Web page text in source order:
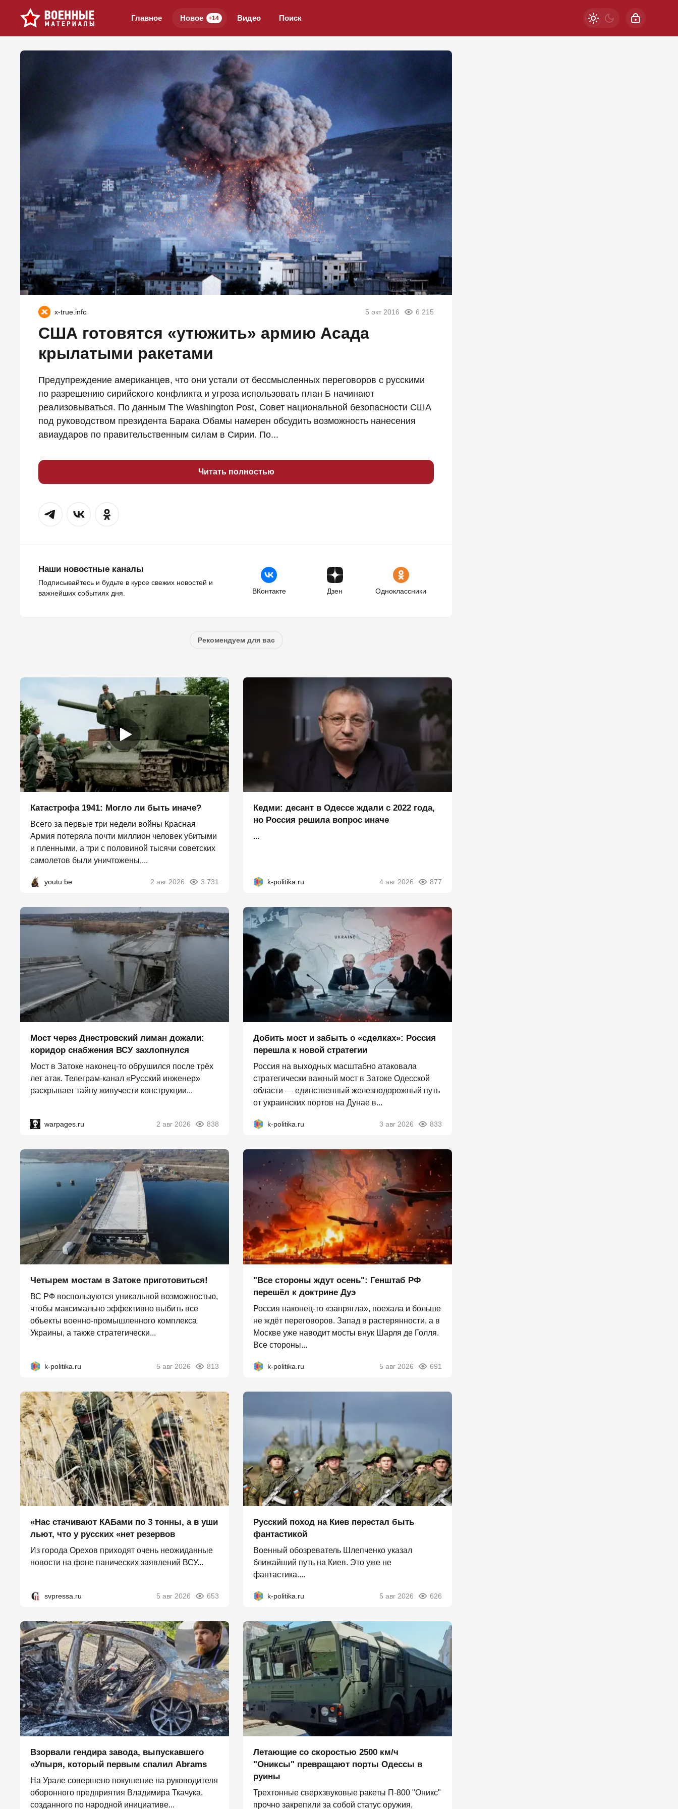
Главное Новое +14 Видео Поиск
x-true.info 5 окт 2016 6 215
США готовятся «утюжить» армию Асада
крылатыми ракетами
Предупреждение американцев, что они устали от бессмысленных переговоров с русскими
по разрешению сирийского конфликта и угроза использовать план Б начинают
реализовываться. По данным The Washington Post, Совет национальной безопасности США
под руководством президента Барака Обамы намерен обсудить возможность нанесения
авиаударов по правительственным силам в Сирии. По...
Читать полностью
Наши новостные каналы
Подписывайтесь и будьте в курсе свежих новостей и
важнейших событиях дня.
ВКонтакте Дзен Одноклассники
Рекомендуем для вас
Катастрофа 1941: Могло ли быть иначе?
Всего за первые три недели войны Красная
Армия потеряла почти миллион человек убитыми
и пленными, а три с половиной тысячи советских
самолетов были уничтожены,...
youtu.be 2 авг 2026 3 731
Кедми: десант в Одессе ждали с 2022 года,
но Россия решила вопрос иначе
...
k-politika.ru 4 авг 2026 877
Мост через Днестровский лиман дожали:
коридор снабжения ВСУ захлопнулся
Мост в Затоке наконец-то обрушился после трёх
лет атак. Телеграм-канал «Русский инженер»
раскрывает тайну живучести конструкции...
warpages.ru 2 авг 2026 838
Добить мост и забыть о «сделках»: Россия
перешла к новой стратегии
Россия на выходных масштабно атаковала
стратегически важный мост в Затоке Одесской
области — единственный железнодорожный путь
от украинских портов на Дунае в...
k-politika.ru 3 авг 2026 833
Четырем мостам в Затоке приготовиться!
ВС РФ воспользуются уникальной возможностью,
чтобы максимально эффективно выбить все
объекты военно-промышленного комплекса
Украины, а также стратегически...
k-politika.ru 5 авг 2026 813
"Все стороны ждут осень": Генштаб РФ
перешёл к доктрине Дуэ
Россия наконец-то «запрягла», поехала и больше
не ждёт переговоров. Запад в растерянности, а в
Москве уже наводит мосты внук Шарля де Голля.
Все стороны...
k-politika.ru 5 авг 2026 691
«Нас стачивают КАБами по 3 тонны, а в уши
льют, что у русских «нет резервов
Из города Орехов приходят очень неожиданные
новости на фоне панических заявлений ВСУ...
svpressa.ru 5 авг 2026 653
Русский поход на Киев перестал быть
фантастикой
Военный обозреватель Шлепченко указал
ближайший путь на Киев. Это уже не
фантастика....
k-politika.ru 5 авг 2026 626
Взорвали гендира завода, выпускавшего
«Упыря, который первым спалил Abrams
На Урале совершено покушение на руководителя
оборонного предприятия Владимира Ткачука,
созданного по народной инициативе...
Летающие со скоростью 2500 км/ч
"Ониксы" превращают порты Одессы в
руины
Трехтонные сверхзвуковые ракеты П‑800 "Оникс"
прочно закрепили за собой статус оружия,